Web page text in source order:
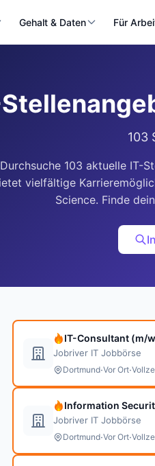
Gehalt & Daten Für
103
Durchsuche 103 aktuelle IT-
vielfältige
Science. Finde
IT-Consultant (m/
Jobriver IT Jobbörse
Dortmund·Vor Ort·
Information
Jobriver IT Jobbörse
Dortmund·Vor Ort·